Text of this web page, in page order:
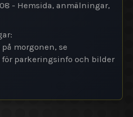
- Hemsida, anmälningar,
morgonen, se
parkeringsinfo och bilder